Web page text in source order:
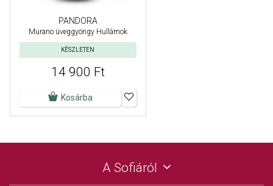
PANDORA
Murano üveggyöngy Hullámok
KÉSZLETEN
14 900 Ft
Kosárba
A Sofiáról